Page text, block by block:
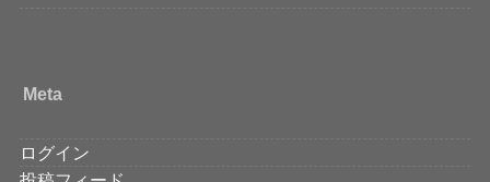
Meta
ログイン